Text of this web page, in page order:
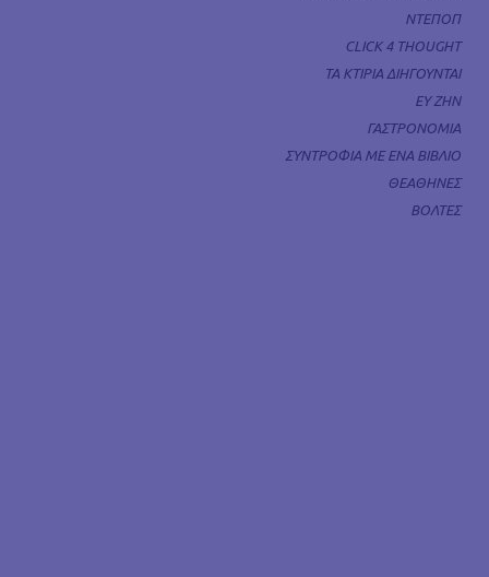
ΝΤΕΠΟΠ
CLICK 4 THOUGHT
ΤΑ ΚΤΙΡΙΑ ΔΙΗΓΟΥΝΤΑΙ
ΕΥ ΖΗΝ
ΓΑΣΤΡΟΝΟΜΙΑ
ΣΥΝΤΡΟΦΙΑ ΜΕ ΕΝΑ ΒΙΒΛΙΟ
ΘΕΑΘΗΝΕΣ
ΒΟΛΤΕΣ